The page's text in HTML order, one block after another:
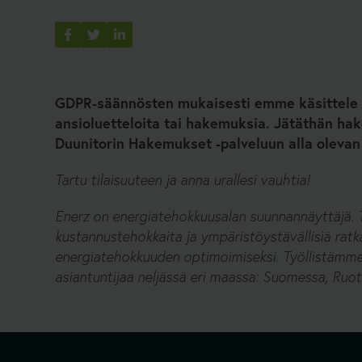
GDPR-säännösten mukaisesti emme
ansioluetteloita tai hakemuksia. Jätäthän
Duunitorin Hakemukset -palveluun alla
Tartu tilaisuuteen ja anna urallesi vauhtia!
Enerz on energiatehokkuusalan suunnannäyttäjä.
kustannustehokkaita ja ympäristöystävällisiä
energiatehokkuuden optimoimiseksi.
asiantuntijaa neljässä eri maassa: Suomessa,